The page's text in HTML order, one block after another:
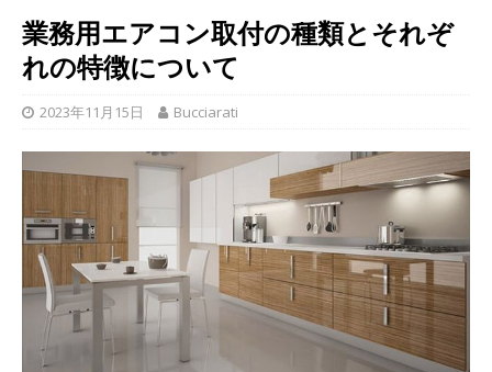
業務用エアコン取付の種類とそれぞ
れの特徴について
2023年11月15日 Bucciarati